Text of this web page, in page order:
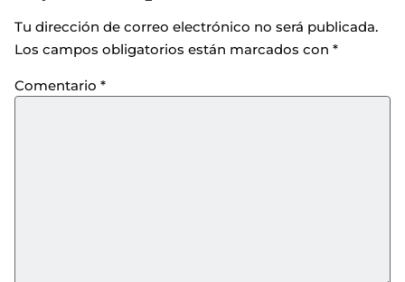
Tu dirección de correo electrónico no será publicada.
Los campos obligatorios están marcados con *
Comentario *